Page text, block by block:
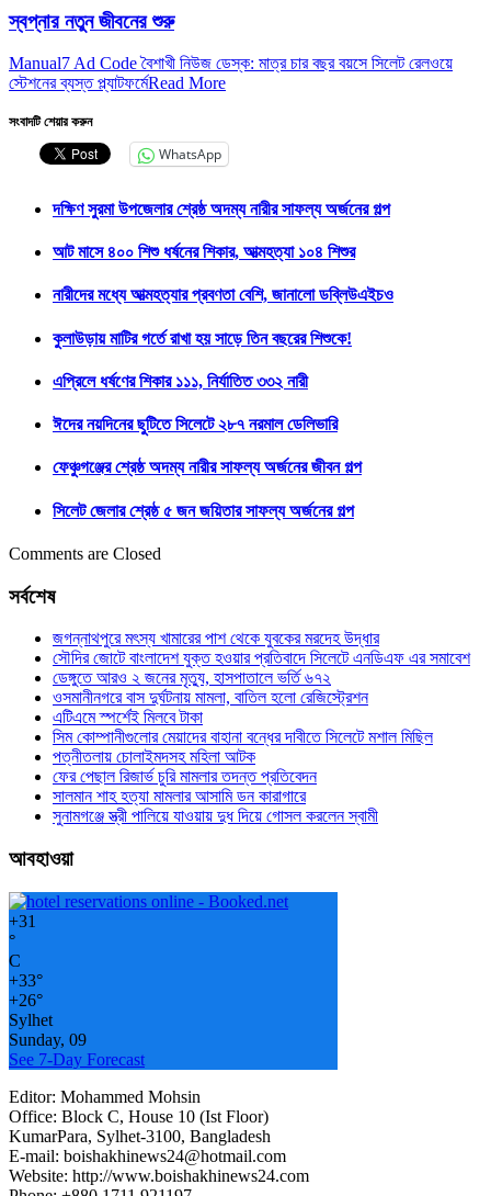
স্বপ্নার নতুন জীবনের শুরু
Manual7 Ad Code বৈশাখী নিউজ ডেস্ক: মাত্র চার বছর বয়সে সিলেট রেলওয়ে
স্টেশনের ব্যস্ত প্ল্যাটফর্মেRead More
সংবাদটি শেয়ার করুন
WhatsApp
দক্ষিণ সুরমা উপজেলার শ্রেষ্ঠ অদম্য নারীর সাফল্য অর্জনের গল্প
আট মাসে ৪০০ শিশু ধর্ষনের শিকার, আত্মহত্যা ১০৪ শিশুর
নারীদের মধ্যে আত্মহত্যার প্রবণতা বেশি, জানালো ডব্লিউএইচও
কুলাউড়ায় মাটির গর্তে রাখা হয় সাড়ে তিন বছরের শিশুকে!
এপ্রিলে ধর্ষণের শিকার ১১১, নির্যাতিত ৩৩২ নারী
ঈদের নয়দিনের ছুটিতে সিলেটে ২৮৭ নরমাল ডেলিভারি
ফেঞ্চুগঞ্জের শ্রেষ্ঠ অদম্য নারীর সাফল্য অর্জনের জীবন গল্প
সিলেট জেলার শ্রেষ্ঠ ৫ জন জয়িতার সাফল্য অর্জনের গল্প
Comments are Closed
সর্বশেষ
জগন্নাথপুরে মৎস্য খামারের পাশ থেকে যুবকের মরদেহ উদ্ধার
সৌদির জোটে বাংলাদেশ যুক্ত হওয়ার প্রতিবাদে সিলেটে এনডিএফ এর সমাবেশ
ডেঙ্গুতে আরও ২ জনের মৃত্যু, হাসপাতালে ভর্তি ৬৭২
ওসমানীনগরে বাস দুর্ঘটনায় মামলা, বাতিল হলো রেজিস্ট্রেশন
এটিএমে স্পর্শেই মিলবে টাকা
সিম কোম্পানীগুলোর মেয়াদের বাহানা বন্ধের দাবীতে সিলেটে মশাল মিছিল
পত্নীতলায় চোলাইমদসহ মহিলা আটক
ফের পেছাল রিজার্ভ চুরি মামলার তদন্ত প্রতিবেদন
সালমান শাহ হত্যা মামলার আসামি ডন কারাগারে
সুনামগঞ্জে স্ত্রী পালিয়ে যাওয়ায় দুধ দিয়ে গোসল করলেন স্বামী
আবহাওয়া
+31
°
C
+33°
+26°
Sylhet
Sunday, 09
See 7-Day Forecast
Editor: Mohammed Mohsin
Office: Block C, House 10 (Ist Floor)
KumarPara, Sylhet-3100, Bangladesh
E-mail: boishakhinews24@hotmail.com
Website: http://www.boishakhinews24.com